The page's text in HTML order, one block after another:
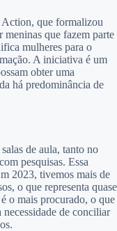
Action, que formalizou
meninas que fazem parte
mulheres para o
A iniciativa é um
obter uma
há predominância de
de aula, tanto no
pesquisas. Essa
2023, tivemos mais de
o que representa quase
o mais procurado, o que
de conciliar